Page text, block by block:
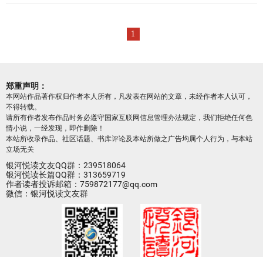
1
郑重声明：
本网站作品著作权归作者本人所有，凡发表在网站的文章，未经作者本人认可，
不得转载。
请所有作者发布作品时务必遵守国家互联网信息管理办法规定，我们拒绝任何色
情小说，一经发现，即作删除！
本站所收录作品、社区话题、书库评论及本站所做之广告均属个人行为，与本站
立场无关
银河悦读文友QQ群：239518064
银河悦读长篇QQ群：313659719
作者读者投诉邮箱：759872177@qq.com
微信：银河悦读文友群